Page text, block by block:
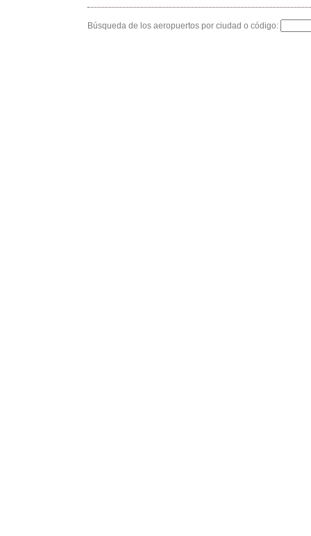
Búsqueda de los aeropuertos por ciudad o código: